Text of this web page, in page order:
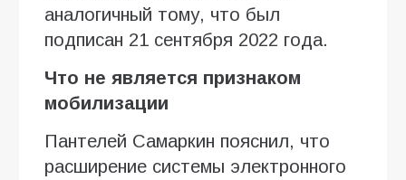
аналогичный тому, что был
подписан 21 сентября 2022 года.
Что не является признаком
мобилизации
Пантелей Самаркин пояснил, что
расширение системы электронного